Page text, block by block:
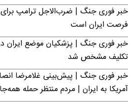
خبر فوری جنگ | ضرب‌الاجل ترامپ برای
فرصت ایران است
خبر فوری جنگ | پزشکیان موضع ایران
تکلیف مشخص شد
خبر فوری جنگ | پیش‌بینی غلامرضا
آمریکا به ایران | مردم منتظر حمله